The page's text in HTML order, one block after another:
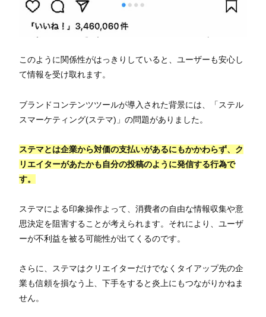
このように関係性がはっきりしていると、ユーザーも安心し
て情報を受け取れます。
ブランドコンテンツツールが導入された背景には、「ステル
スマーケティング(ステマ)」の問題がありました。
ステマとは企業から対価の支払いがあるにもかかわらず、ク
リエイターがあたかも自分の投稿のように発信する行為で
す。
ステマによる印象操作よって、消費者の自由な情報収集や意
思決定を阻害することが考えられます。それにより、ユーザ
ーが不利益を被る可能性が出てくるのです。
さらに、ステマはクリエイターだけでなくタイアップ先の企
業も信頼を損なう上、下手をすると炎上にもつながりかねま
せん。